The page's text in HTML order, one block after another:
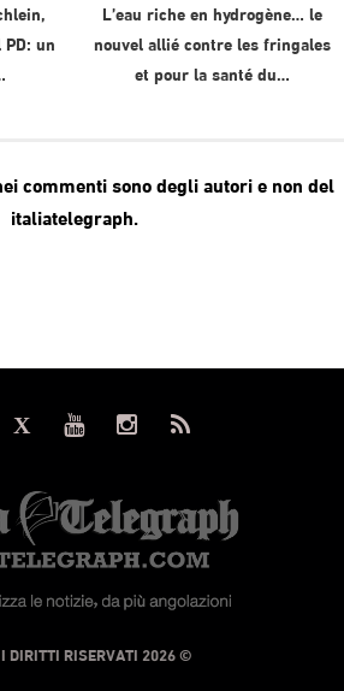
un
L’eau riche en hydrogène… le
nouvel allié contre les fringales
et pour la santé du…
commenti sono degli autori e non del
italiatelegraph.
© TUTTI I DIRITTI RISERVATI 2026